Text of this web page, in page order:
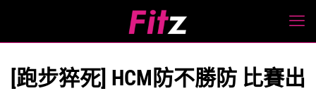
[跑步猝死] HCM防不勝防 比賽出